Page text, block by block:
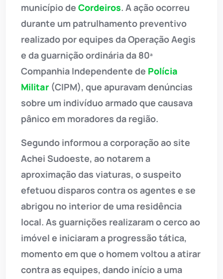
município de Cordeiros. A ação ocorreu
durante um patrulhamento preventivo
realizado por equipes da Operação Aegis
e da guarnição ordinária da 80ª
Companhia Independente de Polícia
Militar (CIPM), que apuravam denúncias
sobre um indivíduo armado que causava
pânico em moradores da região.
Segundo informou a corporação ao site
Achei Sudoeste, ao notarem a
aproximação das viaturas, o suspeito
efetuou disparos contra os agentes e se
abrigou no interior de uma residência
local. As guarnições realizaram o cerco ao
imóvel e iniciaram a progressão tática,
momento em que o homem voltou a atirar
contra as equipes, dando início a uma